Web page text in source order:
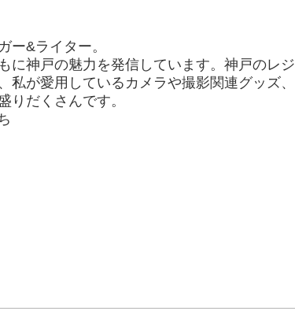
ー&ライター。
に神戸の魅力を発信しています。神戸のレジ
私が愛用しているカメラや撮影関連グッズ、
りだくさんです。